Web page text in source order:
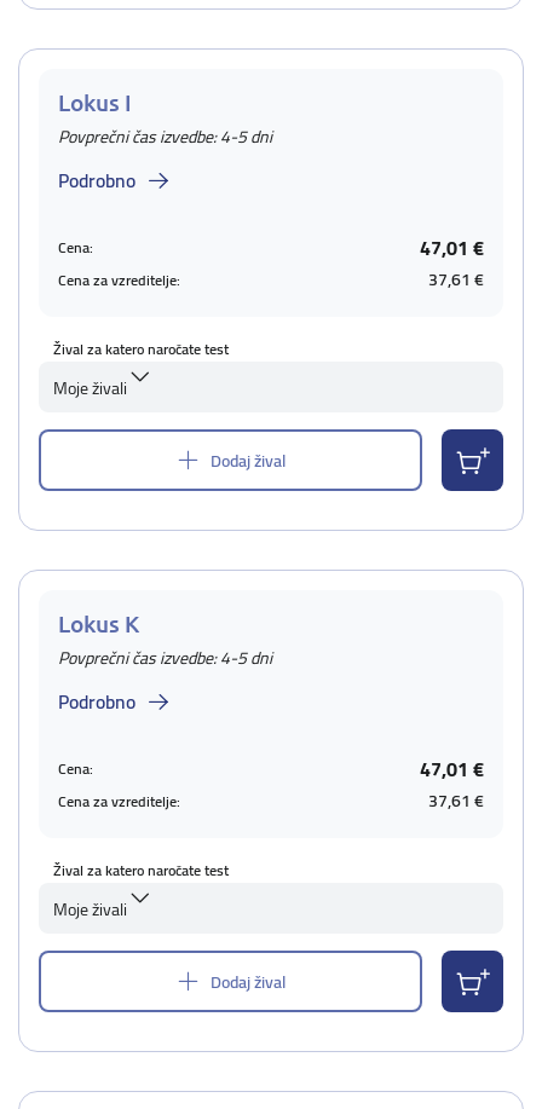
Lokus I
Povprečni čas izvedbe: 4-5 dni
Podrobno
Cena: 47,01 €
Cena za vzreditelje: 37,61 €
Žival za katero naročate test
Moje živali
Dodaj žival
Lokus K
Povprečni čas izvedbe: 4-5 dni
Podrobno
Cena: 47,01 €
Cena za vzreditelje: 37,61 €
Žival za katero naročate test
Moje živali
Dodaj žival